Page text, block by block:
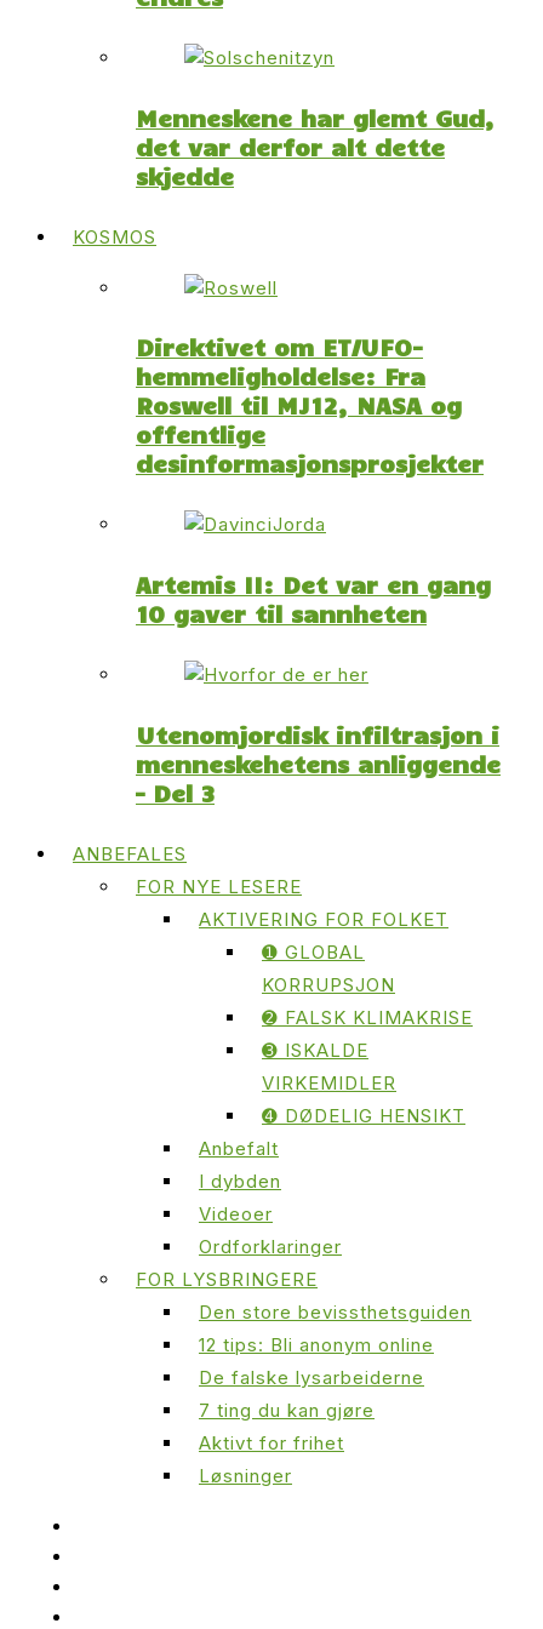
Menneskene har glemt Gud,
det var derfor alt dette
skjedde
KOSMOS
Direktivet om ET/UFO-
hemmeligholdelse: Fra
Roswell til MJ12, NASA og
offentlige
desinformasjonsprosjekter
Artemis II: Det var en gang
10 gaver til sannheten
Utenomjordisk infiltrasjon i
menneskehetens anliggende
– Del 3
ANBEFALES
FOR NYE LESERE
AKTIVERING FOR FOLKET
➊ GLOBAL
KORRUPSJON
➋ FALSK KLIMAKRISE
➌ ISKALDE
VIRKEMIDLER
➍ DØDELIG HENSIKT
Anbefalt
I dybden
Videoer
Ordforklaringer
FOR LYSBRINGERE
Den store bevissthetsguiden
12 tips: Bli anonym online
De falske lysarbeiderne
7 ting du kan gjøre
Aktivt for frihet
Løsninger